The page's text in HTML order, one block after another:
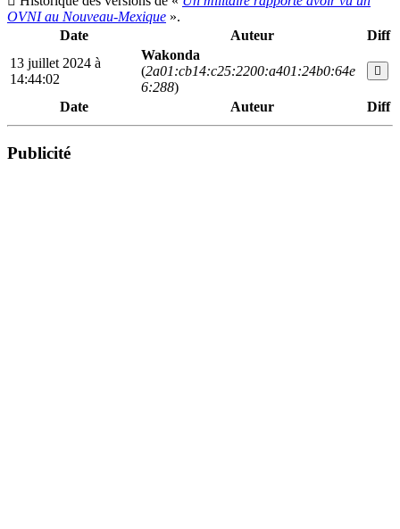
OVNI au Nouveau-Mexique ».
Date
Auteur
Diff
13 juillet 2024 à
14:44:02
Wakonda
(2a01:cb14:c25:2200:a401:24b0:64e
6:288)
Date
Auteur Diff
Publicité